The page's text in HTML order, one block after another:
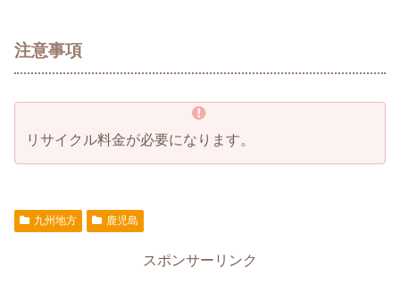
注意事項
リサイクル料金が必要になります。
九州地方 鹿児島
スポンサーリンク